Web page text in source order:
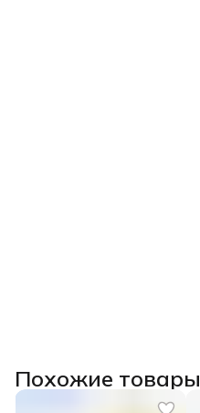
Похожие товары